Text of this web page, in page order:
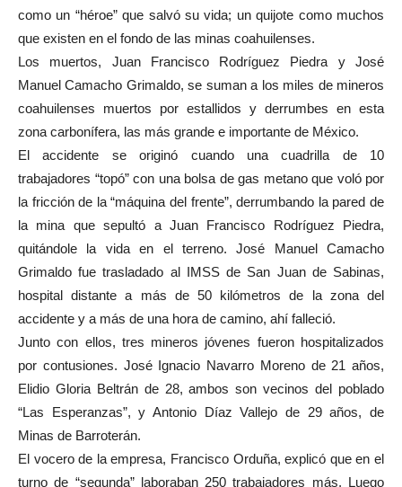
como un “héroe” que salvó su vida; un quijote como muchos
que existen en el fondo de las minas coahuilenses.
Los muertos, Juan Francisco Rodríguez Piedra y José
Manuel Camacho Grimaldo, se suman a los miles de mineros
coahuilenses muertos por estallidos y derrumbes en esta
zona carbonífera, las más grande e importante de México.
El accidente se originó cuando una cuadrilla de 10
trabajadores “topó” con una bolsa de gas metano que voló por
la fricción de la “máquina del frente”, derrumbando la pared de
la mina que sepultó a Juan Francisco Rodríguez Piedra,
quitándole la vida en el terreno. José Manuel Camacho
Grimaldo fue trasladado al IMSS de San Juan de Sabinas,
hospital distante a más de 50 kilómetros de la zona del
accidente y a más de una hora de camino, ahí falleció.
Junto con ellos, tres mineros jóvenes fueron hospitalizados
por contusiones. José Ignacio Navarro Moreno de 21 años,
Elidio Gloria Beltrán de 28, ambos son vecinos del poblado
“Las Esperanzas”, y Antonio Díaz Vallejo de 29 años, de
Minas de Barroterán.
El vocero de la empresa, Francisco Orduña, explicó que en el
turno de “segunda” laboraban 250 trabajadores más. Luego